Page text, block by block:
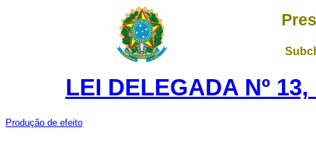
LEI DELEGADA Nº
Produção de efeito